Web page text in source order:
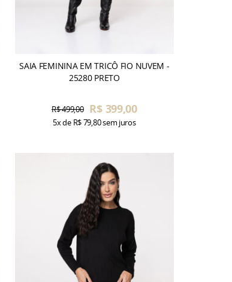
SAIA FEMININA EM TRICÔ FIO NUVEM -
25280 PRETO
R$ 499,00 R$ 399,00
5xde R$ 79,80sem juros